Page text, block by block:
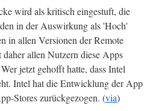
wird als kritisch eingestuft, die
in der Auswirkung als 'Hoch'
in allen Versionen der Remote
allen Nutzern diese Apps
jetzt gehofft hatte, dass Intel
Intel hat die Entwicklung der App
Stores zurückgezogen. (via)